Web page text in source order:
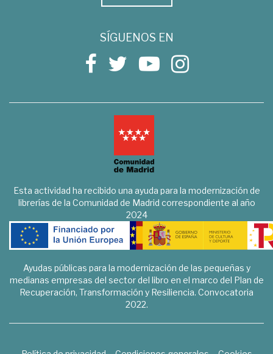
SÍGUENOS EN
Esta actividad ha recibido una ayuda para la modernización de
librerías de la Comunidad de Madrid correspondiente al año
2024
Ayudas públicas para la modernización de las pequeñas y
medianas empresas del sector del libro en el marco del Plan de
Recuperación, Transformación y Resiliencia. Convocatoria
2022.